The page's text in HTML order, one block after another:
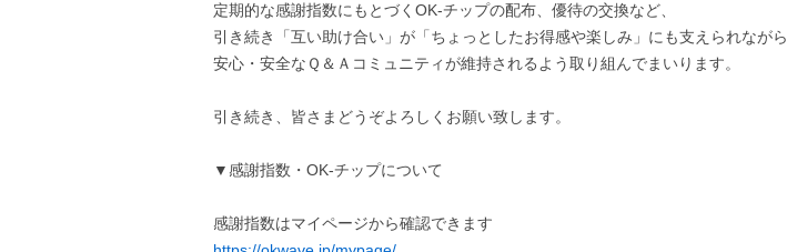
定期的な感謝指数にもとづくOK-チップの配布、優待の交換など、
引き続き「互い助け合い」が「ちょっとしたお得感や楽しみ」にも支えられながら
安心・安全なＱ＆Ａコミュニティが維持されるよう取り組んでまいります。
引き続き、皆さまどうぞよろしくお願い致します。
▼感謝指数・OK-チップについて
感謝指数はマイページから確認できます